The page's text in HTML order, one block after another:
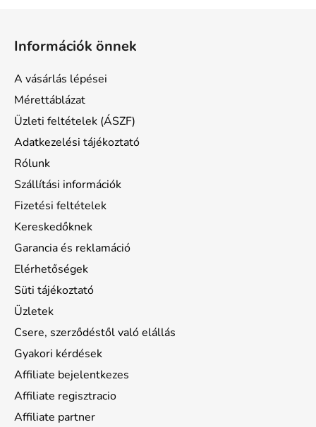
Információk önnek
A vásárlás lépései
Mérettáblázat
Üzleti feltételek (ÁSZF)
Adatkezelési tájékoztató
Rólunk
Szállítási információk
Fizetési feltételek
Kereskedőknek
Garancia és reklamáció
Elérhetőségek
Süti tájékoztató
Üzletek
Csere, szerződéstől való elállás
Gyakori kérdések
Affiliate bejelentkezes
Affiliate regisztracio
Affiliate partner